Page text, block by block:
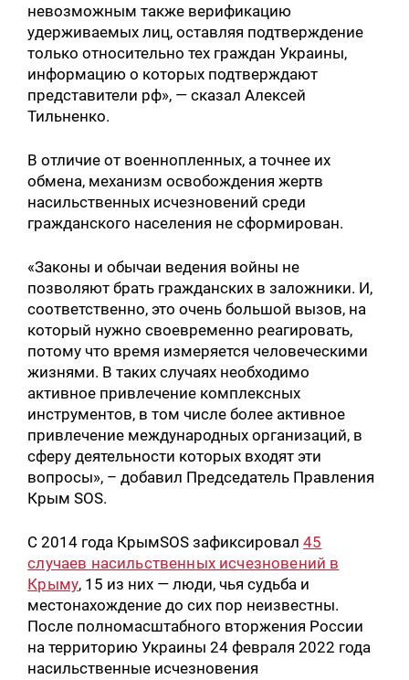
невозможным также верификацию
удерживаемых лиц, оставляя подтверждение
только относительно тех граждан Украины,
информацию о которых подтверждают
представители рф», — сказал Алексей
Тильненко.
В отличие от военнопленных, а точнее их
обмена, механизм освобождения жертв
насильственных исчезновений среди
гражданского населения не сформирован.
«Законы и обычаи ведения войны не
позволяют брать гражданских в заложники. И,
соответственно, это очень большой вызов, на
который нужно своевременно реагировать,
потому что время измеряется человеческими
жизнями. В таких случаях необходимо
активное привлечение комплексных
инструментов, в том числе более активное
привлечение международных организаций, в
сферу деятельности которых входят эти
вопросы», – добавил Председатель Правления
Крым SOS.
С 2014 года КрымSOS зафиксировал45
случаев насильственных исчезновений в
Крыму, 15 из них — люди, чья судьба и
местонахождение до сих пор неизвестны.
После полномасштабного вторжения России
на территорию Украины 24 февраля 2022 года
насильственные исчезновения